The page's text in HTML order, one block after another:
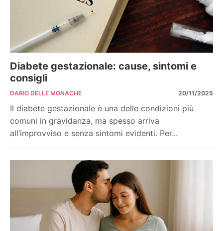
Diabete gestazionale: cause, sintomi e
consigli
DARIO DELLE MONACHE 20/11/2025
Il diabete gestazionale è una delle condizioni più
comuni in gravidanza, ma spesso arriva
all’improvviso e senza sintomi evidenti. Per...